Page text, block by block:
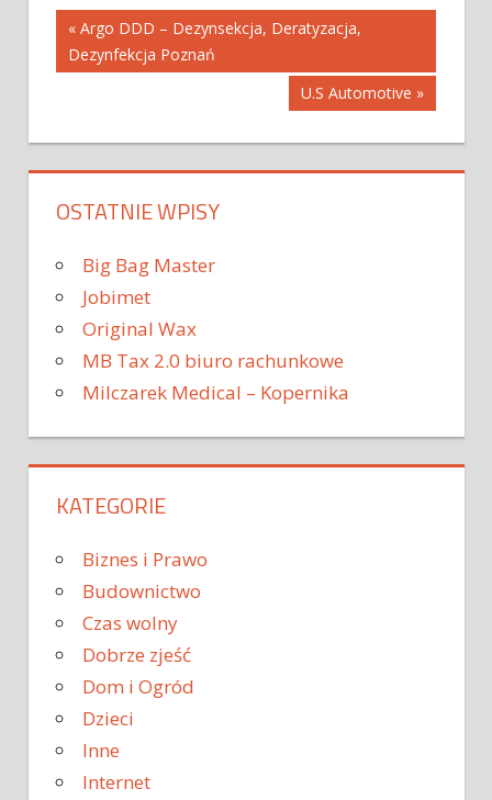
Nawigacja
wpisu
« Argo DDD – Dezynsekcja, Deratyzacja,
Dezynfekcja Poznań
U.S Automotive »
OSTATNIE WPISY
Big Bag Master
Jobimet
Original Wax
MB Tax 2.0 biuro rachunkowe
Milczarek Medical – Kopernika
KATEGORIE
Biznes i Prawo
Budownictwo
Czas wolny
Dobrze zjeść
Dom i Ogród
Dzieci
Inne
Internet